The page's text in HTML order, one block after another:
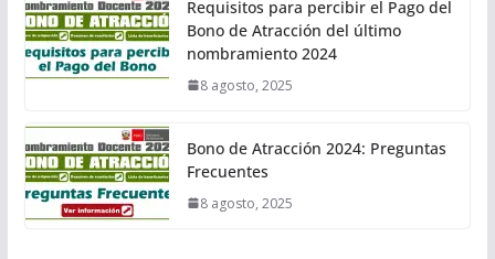
Requisitos para percibir el Pago del
Bono de Atracción del último
nombramiento 2024
8 agosto, 2025
Bono de Atracción 2024: Preguntas
Frecuentes
8 agosto, 2025